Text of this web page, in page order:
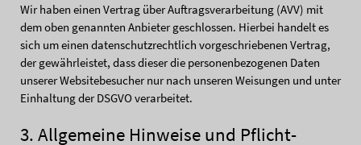
Wir haben einen Vertrag über Auftragsverarbeitung (AVV) mit
dem oben genannten Anbieter geschlossen. Hierbei handelt es
sich um einen datenschutzrechtlich vorgeschriebenen Vertrag,
der gewährleistet, dass dieser die personenbezogenen Daten
unserer Websitebesucher nur nach unseren Weisungen und unter
Einhaltung der DSGVO verarbeitet.
3. Allgemeine Hinweise und Pflicht­